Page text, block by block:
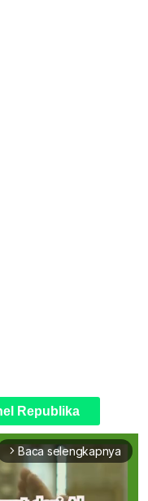
Republika
arrow_forward_ios Baca selengkapnya